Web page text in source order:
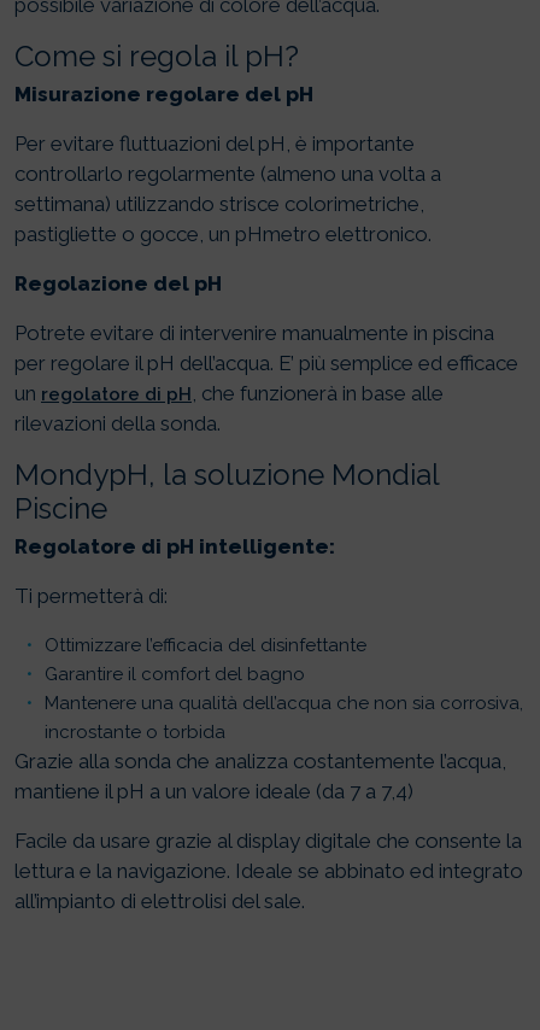
Come si regola il pH?
Misurazione regolare del pH
Per evitare fluttuazioni del pH, è importante
controllarlo regolarmente (almeno una volta a
settimana) utilizzando strisce colorimetriche,
pastigliette o gocce, un pHmetro elettronico.
Regolazione del pH
Potrete evitare di intervenire manualmente in piscina
per regolare il pH dell’acqua. E’ più semplice ed efficace
un regolatore di pH , che funzionerà in base alle
rilevazioni della sonda.
MondypH, la soluzione Mondial
Piscine
Regolatore di pH intelligente:
Ti permetterà di:
Ottimizzare l’efficacia del disinfettante
Garantire il comfort del bagno
Mantenere una qualità dell’acqua che non sia corrosiva,
incrostante o torbida
Grazie alla sonda che analizza costantemente l’acqua,
mantiene il pH a un valore ideale (da 7 a 7,4)
Facile da usare grazie al display digitale che consente la
lettura e la navigazione. Ideale se abbinato ed integrato
all’impianto di elettrolisi del sale.